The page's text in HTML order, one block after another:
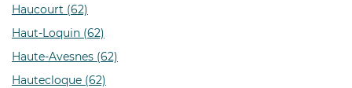
Haucourt (62)
Haut-Loquin (62)
Haute-Avesnes (62)
Hautecloque (62)